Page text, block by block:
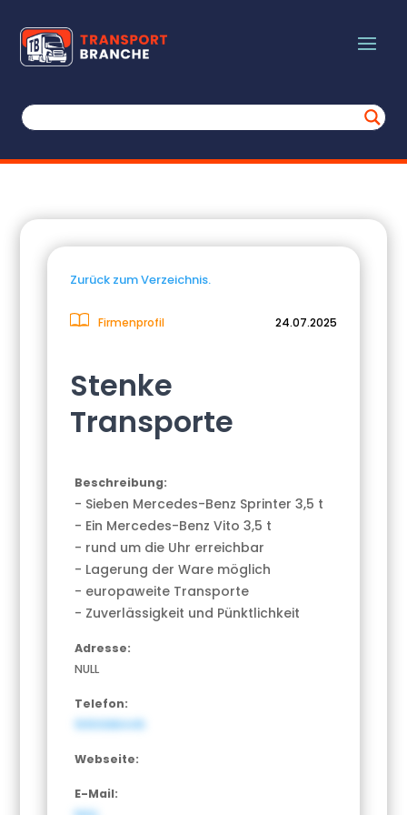
Zurück zum Verzeichnis.
Firmenprofil 24.07.2025
Stenke
Transporte
Beschreibung:
- Sieben Mercedes-Benz Sprinter 3,5 t
- Ein Mercedes-Benz Vito 3,5 t
- rund um die Uhr erreichbar
- Lagerung der Ware möglich
- europaweite Transporte
- Zuverlässigkeit und Pünktlichkeit
Adresse:
NULL
Telefon:
15151088445
Webseite:
E-Mail: